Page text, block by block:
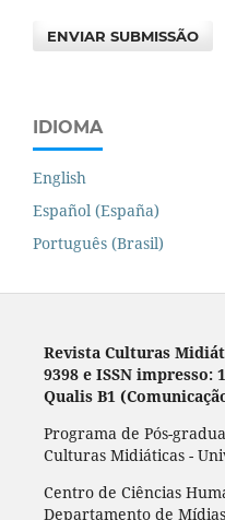
ENVIAR SUBMISSÃO
IDIOMA
English
Español (España)
Português (Brasil)
Revista Culturas
9398 e ISSN impresso:
Qualis B1
Programa de Pós-
Culturas Midiáticas -
Centro de Ciências
Departamento de